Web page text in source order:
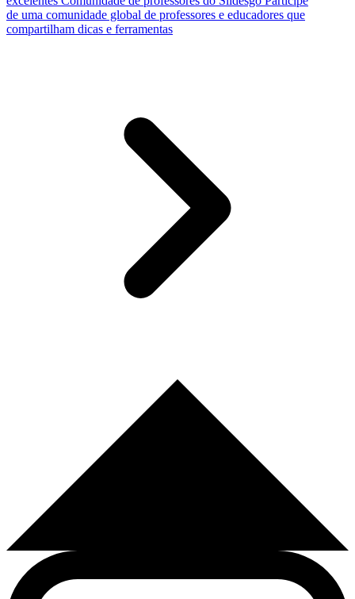
de uma comunidade global de professores e educadores que
compartilham dicas e ferramentas